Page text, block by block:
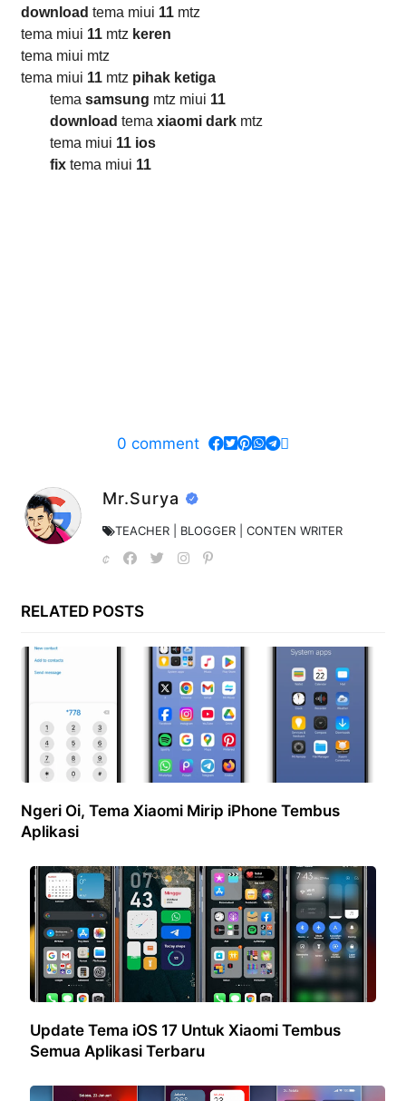
download tema miui 11 mtz
tema miui 11 mtz keren
tema miui mtz
tema miui 11 mtz pihak ketiga
temasamsung mtz miui 11
download temaxiaomi dark mtz
tema miui 11 ios
fix tema miui 11
0 comment
Mr.Surya
TEACHER | BLOGGER | CONTEN WRITER
RELATED POSTS
Ngeri Oi, Tema Xiaomi Mirip iPhone Tembus
Aplikasi
Update Tema iOS 17 Untuk Xiaomi Tembus
Semua Aplikasi Terbaru